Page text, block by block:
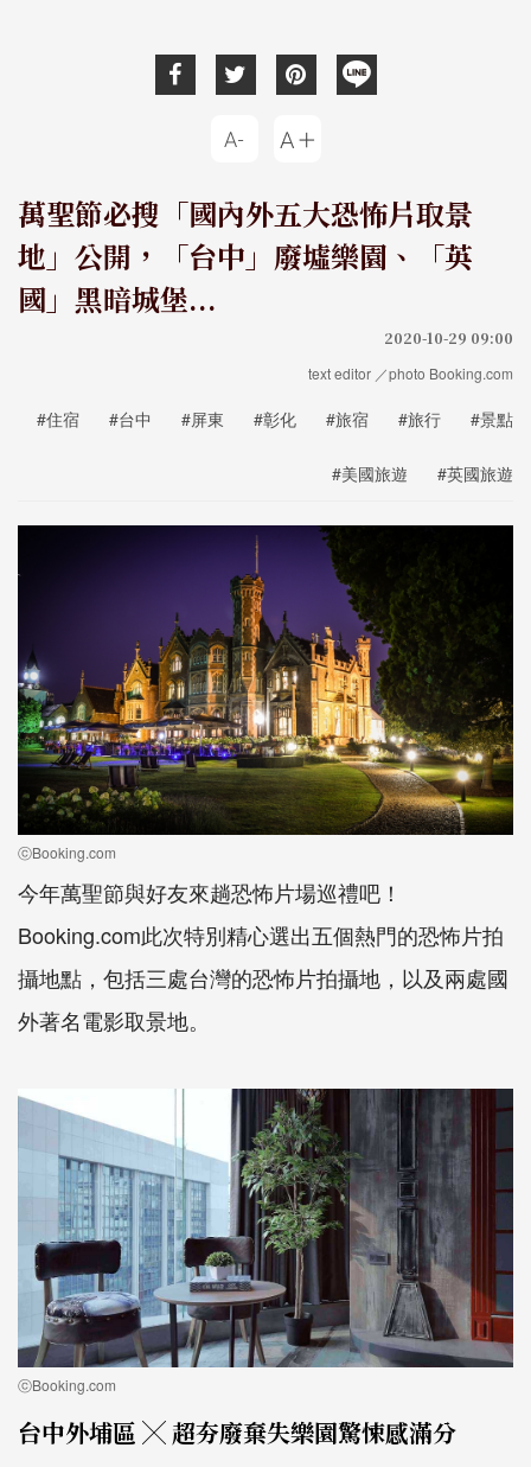
萬聖節必搜「國內外五大恐怖片取景
地」公開，「台中」廢墟樂園、「英
國」黑暗城堡...
2020-10-29 09:00
text editor ／photo Booking.com
#住宿 #台中 #屏東 #彰化 #旅宿 #旅行 #景點
#美國旅遊 #英國旅遊
ⓒBooking.com
今年萬聖節與好友來趟恐怖片場巡禮吧！
Booking.com此次特別精心選出五個熱門的恐怖片拍
攝地點，包括三處台灣的恐怖片拍攝地，以及兩處國
外著名電影取景地。
ⓒBooking.com
台中外埔區 ╳ 超夯廢棄失樂園驚悚感滿分